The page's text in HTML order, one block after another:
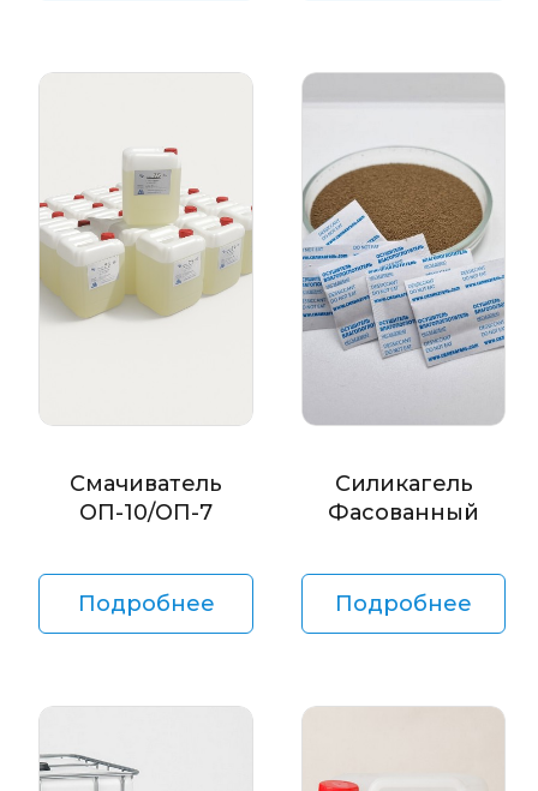
Смачиватель
ОП-10/ОП-7
Подробнее
Силикагель
Фасованный
Подробнее